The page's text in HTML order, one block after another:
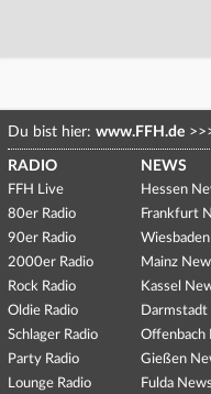
Du bist hier: www.FFH.de
RADIO
FFH Live
80er Radio
90er Radio
2000er Radio
Rock Radio
Oldie Radio
Schlager Radio
Party Radio
Lounge Radio
NEWS
Hessen
Frankfurt
Mainz
Kassel
Darmstadt
Offenbach
Gießen
Fulda News